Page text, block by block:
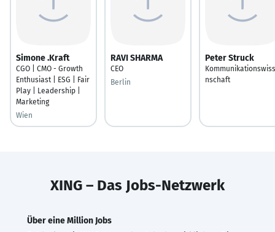
Simone .Kraft
CGO | CMO - Growth
Enthusiast | ESG | Fair
Play | Leadership |
Marketing
Wien
RAVI SHARMA
CEO
Berlin
Peter Struck
nschaft
XING – Das Jobs-Netzwerk
Über eine Million Jobs